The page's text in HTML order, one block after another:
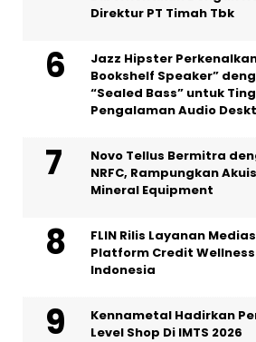
Direktur PT Timah Tbk
Jazz Hipster
Bookshelf Speaker”
“Sealed Bass” untuk
Pengalaman Audio
Novo Tellus Bermitra
NRFC, Rampungkan
Mineral Equipment
FLIN Rilis Layanan
Platform Credit
Indonesia
Kennametal Hadirkan
Level Shop Di IMTS 2026